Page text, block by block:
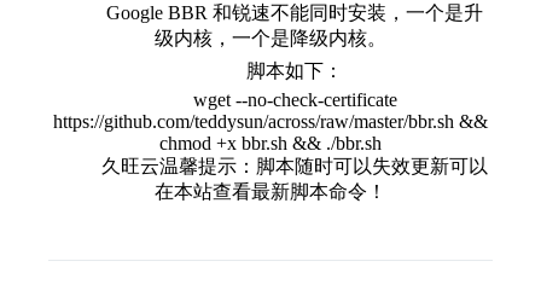
Google BBR 和锐速不能同时安装，一个是升
级内核，一个是降级内核。
脚本如下：
wget --no-check-certificate
https://github.com/teddysun/across/raw/master/bbr.sh &&
chmod +x bbr.sh && ./bbr.sh
久旺云温馨提示：脚本随时可以失效更新可以
在本站查看最新脚本命令！